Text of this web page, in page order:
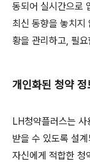
동되어 실시간으로
최신 동향을 놓치지
황을 관리하고, 필
개인화된 청약 정
LH청약플러스는
받을 수 있도록 설
자신에게 적합한 청